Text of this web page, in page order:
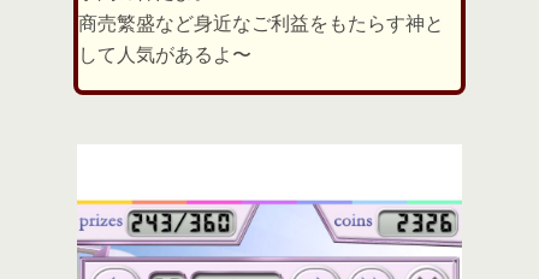
商売繁盛など身近なご利益をもたらす神と
して人気があるよ〜